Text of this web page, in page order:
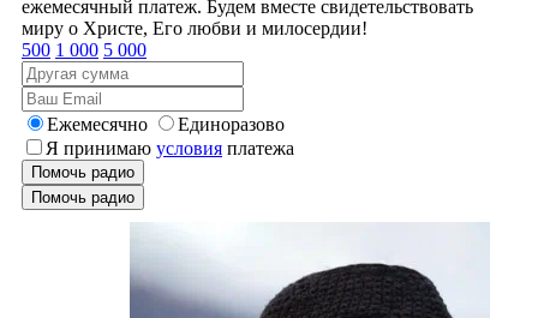
ежемесячный платеж. Будем вместе свидетельствовать
миру о Христе, Его любви и милосердии!
500 1 000 5 000
Ежемесячно
Единоразово
Я принимаю условия платежа
Помочь радио
Помочь радио